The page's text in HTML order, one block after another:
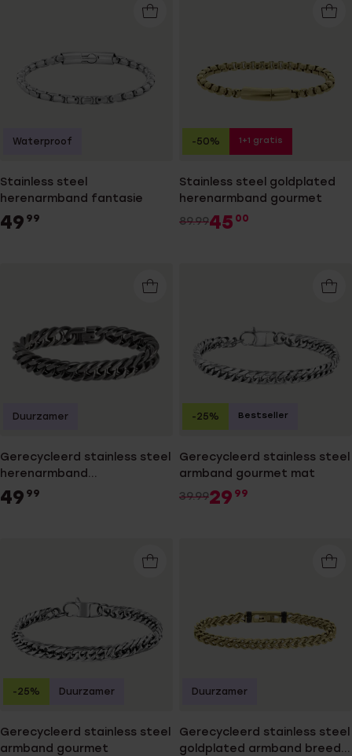
Stainless steel
herenarmband fantasie
49 99
Waterproof
Stainless steel goldplated
herenarmband gourmet
89.9945 00
-50% 1+1 gratis
Gerecycleerd stainless steel
herenarmband
gourmetschakel
49 99
Duurzamer
Gerecycleerd stainless steel
armband gourmet mat
39.9929 99
-25% Bestseller
Gerecycleerd stainless steel
armband gourmet
-25% Duurzamer
Gerecycleerd stainless steel
goldplated armband breed
Duurzamer